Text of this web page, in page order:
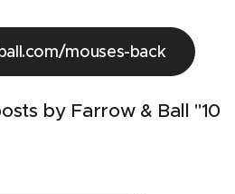
mouses-back
by Farrow & Ball "10